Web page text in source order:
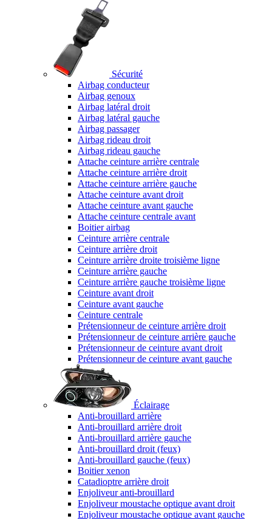
Sécurité
Airbag conducteur
Airbag genoux
Airbag latéral droit
Airbag latéral gauche
Airbag passager
Airbag rideau droit
Airbag rideau gauche
Attache ceinture arrière centrale
Attache ceinture arrière droit
Attache ceinture arrière gauche
Attache ceinture avant droit
Attache ceinture avant gauche
Attache ceinture centrale avant
Boitier airbag
Ceinture arrière centrale
Ceinture arrière droit
Ceinture arrière droite troisième ligne
Ceinture arrière gauche
Ceinture arrière gauche troisième ligne
Ceinture avant droit
Ceinture avant gauche
Ceinture centrale
Prétensionneur de ceinture arrière droit
Prétensionneur de ceinture arrière gauche
Prétensionneur de ceinture avant droit
Prétensionneur de ceinture avant gauche
Éclairage
Anti-brouillard arrière
Anti-brouillard arrière droit
Anti-brouillard arrière gauche
Anti-brouillard droit (feux)
Anti-brouillard gauche (feux)
Boitier xenon
Catadioptre arrière droit
Enjoliveur anti-brouillard
Enjoliveur moustache optique avant droit
Enjoliveur moustache optique avant gauche